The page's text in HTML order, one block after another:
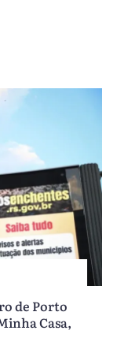
de Porto
Casa,